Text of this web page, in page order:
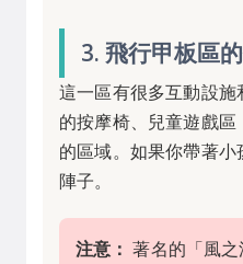
3. 飛行甲板區
這一區有很多互動設
的按摩椅、兒童遊戲
的區域。如果你帶著
陣子。
注意： 著名的「風之